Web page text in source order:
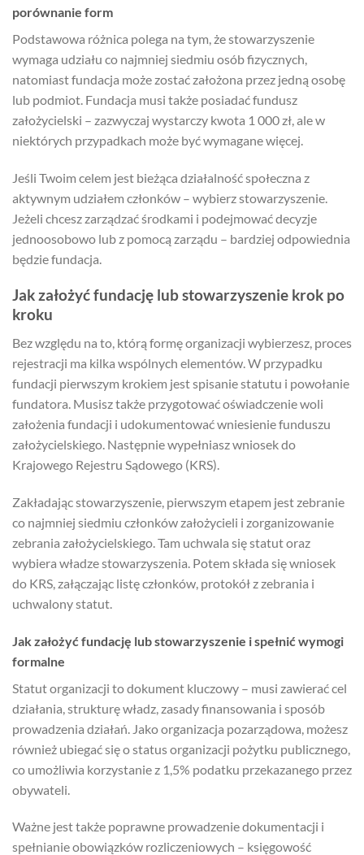
porównanie form
Podstawowa różnica polega na tym, że stowarzyszenie
wymaga udziału co najmniej siedmiu osób fizycznych,
natomiast fundacja może zostać założona przez jedną osobę
lub podmiot. Fundacja musi także posiadać fundusz
założycielski – zazwyczaj wystarczy kwota 1 000 zł, ale w
niektórych przypadkach może być wymagane więcej.
Jeśli Twoim celem jest bieżąca działalność społeczna z
aktywnym udziałem członków – wybierz stowarzyszenie.
Jeżeli chcesz zarządzać środkami i podejmować decyzje
jednoosobowo lub z pomocą zarządu – bardziej odpowiednia
będzie fundacja.
Jak założyć fundację lub stowarzyszenie krok po
kroku
Bez względu na to, którą formę organizacji wybierzesz, proces
rejestracji ma kilka wspólnych elementów. W przypadku
fundacji pierwszym krokiem jest spisanie statutu i powołanie
fundatora. Musisz także przygotować oświadczenie woli
założenia fundacji i udokumentować wniesienie funduszu
założycielskiego. Następnie wypełniasz wniosek do
Krajowego Rejestru Sądowego (KRS).
Zakładając stowarzyszenie, pierwszym etapem jest zebranie
co najmniej siedmiu członków założycieli i zorganizowanie
zebrania założycielskiego. Tam uchwala się statut oraz
wybiera władze stowarzyszenia. Potem składa się wniosek
do KRS, załączając listę członków, protokół z zebrania i
uchwalony statut.
Jak założyć fundację lub stowarzyszenie i spełnić wymogi
formalne
Statut organizacji to dokument kluczowy – musi zawierać cel
działania, strukturę władz, zasady finansowania i sposób
prowadzenia działań. Jako organizacja pozarządowa, możesz
również ubiegać się o status organizacji pożytku publicznego,
co umożliwia korzystanie z 1,5% podatku przekazanego przez
obywateli.
Ważne jest także poprawne prowadzenie dokumentacji i
spełnianie obowiązków rozliczeniowych – księgowość